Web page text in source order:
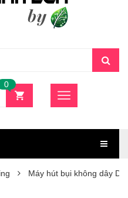
0
Máy hút bụi không dây